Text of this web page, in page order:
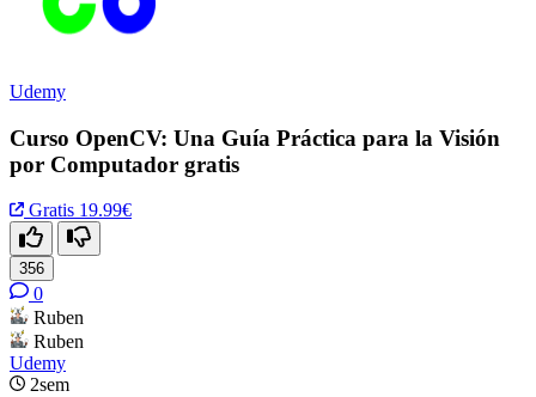
Udemy
Curso OpenCV: Una Guía Práctica para la Visión
por Computador gratis
Gratis 19.99€
356
0
Ruben
Ruben
Udemy
2sem